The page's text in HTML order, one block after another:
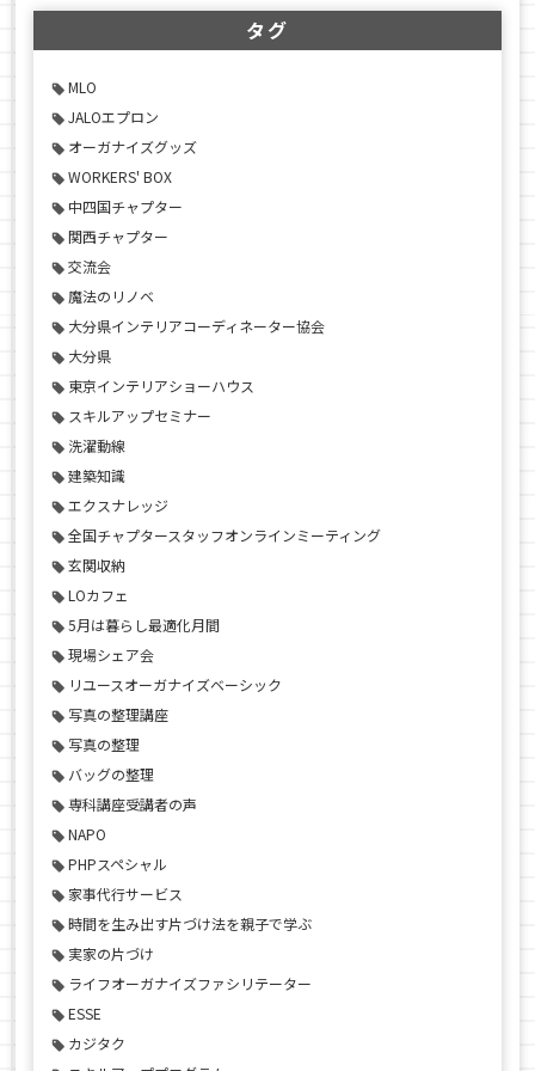
タグ
MLO
JALOエプロン
オーガナイズグッズ
WORKERS' BOX
中四国チャプター
関西チャプター
交流会
魔法のリノベ
大分県インテリアコーディネーター協会
大分県
東京インテリアショーハウス
スキルアップセミナー
洗濯動線
建築知識
エクスナレッジ
全国チャプタースタッフオンラインミーティング
玄関収納
LOカフェ
5月は暮らし最適化月間
現場シェア会
リユースオーガナイズベーシック
写真の整理講座
写真の整理
バッグの整理
専科講座受講者の声
NAPO
PHPスペシャル
家事代行サービス
時間を生み出す片づけ法を親子で学ぶ
実家の片づけ
ライフオーガナイズファシリテーター
ESSE
カジタク